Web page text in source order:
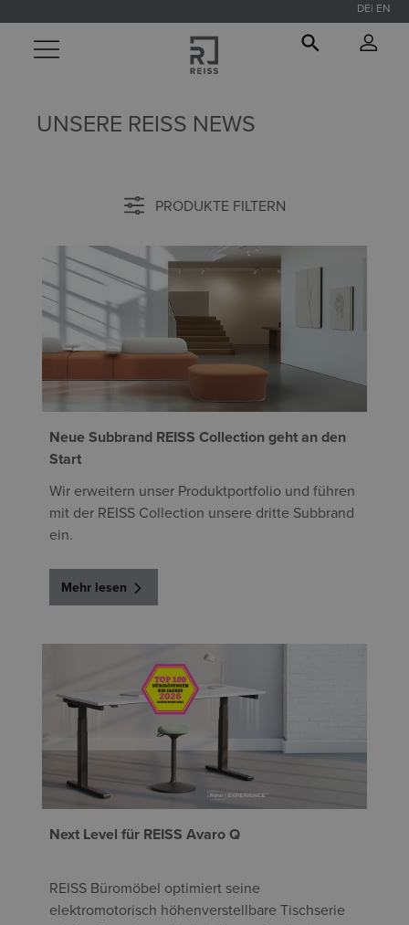
springen
DE EN
UNSERE REISS NEWS
PRODUKTE FILTERN
Neue Subbrand REISS Collection geht an den
Start
Wir erweitern unser Produktportfolio und führen
mit der REISS Collection unsere dritte Subbrand
ein.
Mehr lesen
Next Level für REISS Avaro Q
REISS Büromöbel optimiert seine
elektromotorisch höhenverstellbare Tischserie